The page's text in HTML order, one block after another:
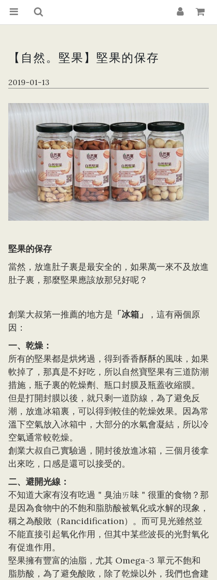
【自然。堅果】堅果的保存
2019-01-13
堅果的保存
當然，放進肚子裏是最安全的，如果萬一來不及放進
肚子裏，那麼堅果應該放那兒好呢？
創業大叔第一推薦的地方是 「冰箱」
，這有兩個原
因：
一、乾燥：
所有的堅果都是烘烤過，得到香香酥酥的風味，如果
軟掉了，那真是不好吃，所以自然寶堅果有三道防潮
措施，瓶子裏的乾燥劑、瓶口封膜及瓶蓋收縮膜。
但是打開封膜以後，就只剩一道防線，為了避免反
潮，放進冰箱裏，可以得到較佳的乾燥效果。因為常
溫下空氣放入冰箱中，大部分的水氣會凝結，所以冷
空氣通常較乾燥。
創業大叔自己實驗過，開封後放進冰箱，三個月後拿
出來吃，口感是還可以接受的。
二、避開光線：
不知道大家有沒有吃過＂臭油ㄞ味＂很重的食物？那
是因為食物中的不飽和脂肪酸被氧化或水解的現象，
稱之為酸敗（Rancidification）。而可見光雖然並
不能直接引起氧化作用，但其中某些波長的光對氧化
有促進作用。
堅果擁有豐富的油脂，尤其 Omega-3 單元不飽和
脂肪酸，為了避免酸敗，除了乾燥以外，我們也會建